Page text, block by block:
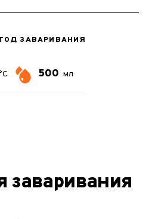
ЗАВАРИВАНИЯ
500 мл
заваривания